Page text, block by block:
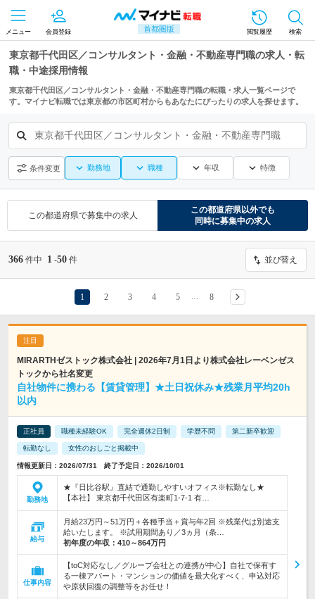
首都圏版
メニュー 会員登録 閲覧履歴 検索
東京都千代田区／コンサルタント・金融・不動産専門職の求人・転
職・中途採用情報
東京都千代田区／コンサルタント・金融・不動産専門職の転職・求人一覧ページで
す。マイナビ転職では東京都の市区町村からもあなたにぴったりの求人を探せます。
東京都千代田区／コンサルタント・金融・不動産専門職
条件変更 勤務地 職種 年収 特徴
この都道府県で募集中の求人
この都道府県以外でも
同時に募集中の求人
366 件中 1 -50 件 並び替え
1 2 3 4 5 8
MIRARTHゼストック株式会社 | 2026年7月1日より株式会社レーベンゼス
トックから社名変更
自社物件に携わる【賃貸管理】★土日祝休み★残業月平均20h
以内
正社員 職種未経験OK 完全週休2日制 学歴不問 第二新卒歓迎
転勤なし 女性のおしごと掲載中
情報更新日：2026/07/31 終了予定日：2026/10/01
勤務地
★『日比谷駅』直結で通勤しやすいオフィス※転勤なし★
【本社】 東京都千代田区有楽町1-7-1 有…
給与
月給23万円～51万円＋各種手当＋賞与年2回 ※残業代は別途支
給いたします。 ※試用期間あり／3ヵ月（条…
初年度の年収： 410～864万円
仕事内容
【toC対応なし／グループ会社との連携が中心】自社で保有す
る一棟アパート・マンションの価値を最大化すべく、申込対応
や原状回復の調整等をお任せ！